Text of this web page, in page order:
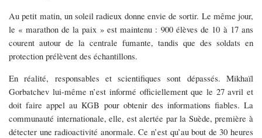
Au petit matin, un soleil radieux donne envie de sortir. Le même jour,
le « marathon de la paix » est maintenu : 900 élèves de 10 à 17 ans
courent autour de la centrale fumante, tandis que des soldats en
protection prélèvent des échantillons.
En réalité, responsables et scientifiques sont dépassés. Mikhaïl
Gorbatchev lui-même n’est informé officiellement que le 27 avril et
doit faire appel au KGB pour obtenir des informations fiables. La
communauté internationale, elle, est alertée par la Suède, première à
détecter une radioactivité anormale. Ce n’est qu’au bout de 30 heures